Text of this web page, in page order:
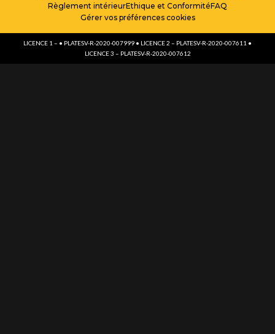
Règlement intérieurEthique et ConformitéFAQ
Gérer vos préférences cookies
LICENCE 1 – • PLATESV-R-2020-007999 • LICENCE 2 – PLATESV-R-2020-007611 •
LICENCE 3 – PLATESV-R-2020-007612